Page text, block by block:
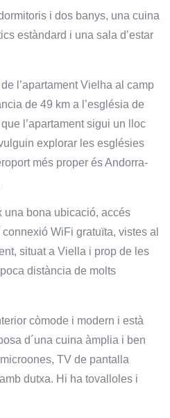
i dos banys, una cuina
estàndard i una sala d’estar
l’apartament Vielha al camp
de 49 km a l’església de
l’apartament sigui un lloc
explorar les esglésies
més proper és Andorra-
una bona ubicació, accés
WiFi gratuïta, vistes al
situat a Viella i prop de les
distància de molts
còmode i modern i està
d´una cuina àmplia i ben
TV de pantalla
dutxa. Hi ha tovalloles i